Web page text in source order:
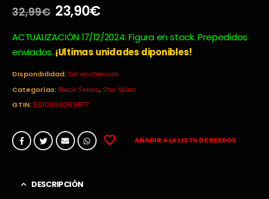
32,99€ El
precio
original
era:
23,90€El
actual
es:
ACTUALIZACIÓN 17/12/2024: Figura en stock. Prepedidos
enviados. ¡Ultimas unidades diponibles!
Disponibilidad: Sin existencias
Categorías:Black Series, Star Wars
GTIN:5010996269577
AÑADIR A LA LISTA DE DESEOS
DESCRIPCIÓN